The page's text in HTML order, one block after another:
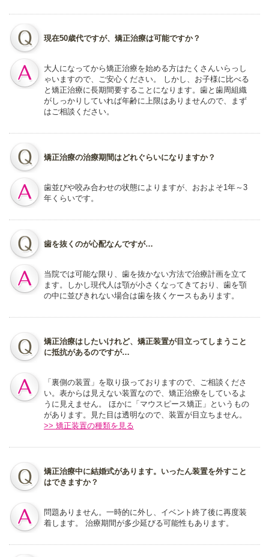
現在50歳代ですが、矯正治療は可能ですか？
大人になってから矯正治療を始める方はたくさんいらっし
ゃいますので、ご安心ください。 しかし、お子様に比べる
と矯正治療に長期間要することになります。歯と歯周組織
がしっかりしていれば年齢に上限はありませんので、まず
はご相談ください。
矯正治療の治療期間はどれぐらいになりますか？
歯並びや咬み合わせの状態によりますが、おおよそ1年～3
年くらいです。
歯を抜くのが心配なんですが…
当院では可能な限り、歯を抜かない方法で治療計画を立て
ます。しかし現代人は顎が小さくなってきており、歯を顎
の中に並びきれない場合は歯を抜くケースもあります。
矯正治療はしたいけれど、矯正装置が目立ってしまうこと
に抵抗があるのですが…
「裏側の装置」を取り扱っておりますので、ご相談くださ
い。表からは見えない装置なので、矯正治療をしているよ
うに見えません。 ほかに「マウスピース矯正」というもの
があります。見た目は透明なので、装置が目立ちません。
>> 矯正装置の種類を見る
矯正治療中に結婚式があります。いったん装置を外すこと
はできますか？
問題ありません。一時的に外し、イベント終了後に再度装
着します。 治療期間が多少延びる可能性もあります。